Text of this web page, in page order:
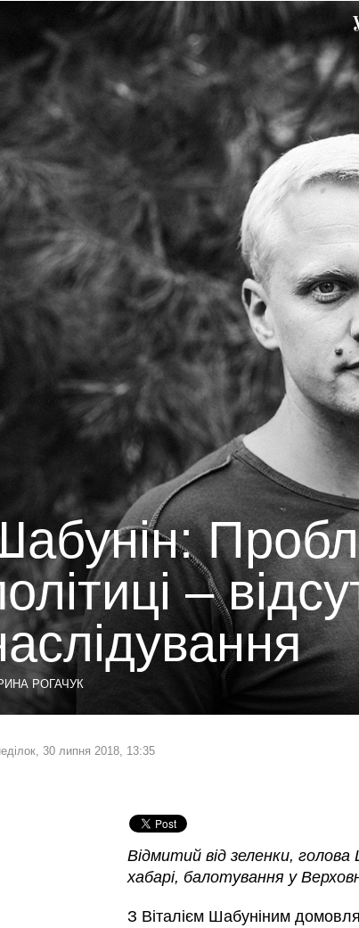
–
РОГАЧУК
30 липня 2018, 13:35
Відмитий від зеленки, голова
хабарі, балотування у
З Віталієм Шабуніним